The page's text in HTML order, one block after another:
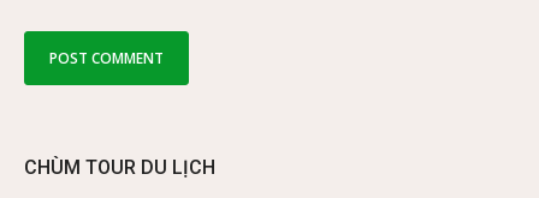
CHÙM TOUR DU LỊCH